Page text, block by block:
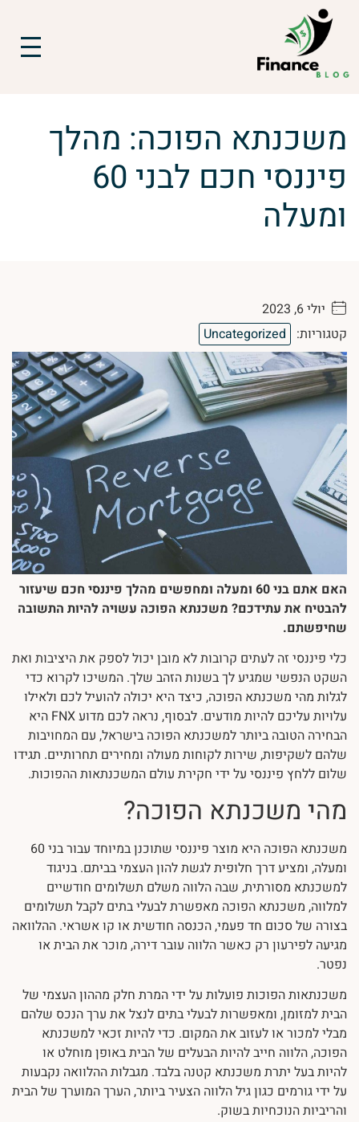
משכנתא הפוכה: מהלך
פיננסי חכם לבני 60
ומעלה
יולי 6, 2023
קטגוריות:
Uncategorized
האם אתם בני 60 ומעלה ומחפשים מהלך פיננסי חכם שיעזור
להבטיח את עתידכם? משכנתא הפוכה עשויה להיות התשובה
שחיפשתם.
כלי פיננסי זה לעתים קרובות לא מובן יכול לספק את היציבות ואת
השקט הנפשי שמגיע לך בשנות הזהב שלך. המשיכו לקרוא כדי
לגלות מהי משכנתא הפוכה, כיצד היא יכולה להועיל לכם ולאילו
עלויות עליכם להיות מודעים. לבסוף, נראה לכם מדוע FNX היא
הבחירה הטובה ביותר למשכנתא הפוכה בישראל, עם המחויבות
שלהם לשקיפות, שירות לקוחות מעולה ומחירים תחרותיים. תגידו
שלום ללחץ פיננסי על ידי חקירת עולם המשכנתאות ההפוכות.
מהי משכנתא הפוכה?
משכנתא הפוכה היא מוצר פיננסי שתוכנן במיוחד עבור בני 60
ומעלה, ומציע דרך חלופית לגשת להון העצמי בביתם. בניגוד
למשכנתא מסורתית, שבה הלווה משלם תשלומים חודשיים
למלווה, משכנתא הפוכה מאפשרת לבעלי בתים לקבל תשלומים
בצורה של סכום חד פעמי, הכנסה חודשית או קו אשראי. ההלוואה
מגיעה לפירעון רק כאשר הלווה עובר דירה, מוכר את הבית או
נפטר.
משכנתאות הפוכות פועלות על ידי המרת חלק מההון העצמי של
הבית למזומן, ומאפשרות לבעלי בתים לנצל את ערך הנכס שלהם
מבלי למכור או לעזוב את המקום. כדי להיות זכאי למשכנתא
הפוכה, הלווה חייב להיות הבעלים של הבית באופן מוחלט או
להיות בעל יתרת משכנתא קטנה בלבד. מגבלות ההלוואה נקבעות
על ידי גורמים כגון גיל הלווה הצעיר ביותר, הערך המוערך של הבית
והריביות הנוכחיות בשוק.